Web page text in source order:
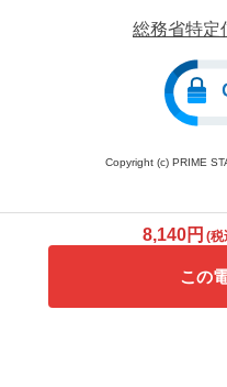
総務省特定
Copyright (c) PRIME
8,140円 (税
この